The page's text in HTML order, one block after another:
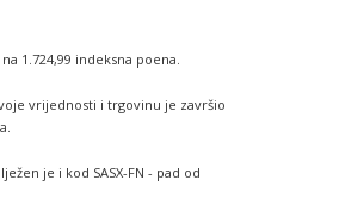
1.724,99 indeksna poena.
vrijednosti i trgovinu je završio
je i kod SASX-FN - pad od